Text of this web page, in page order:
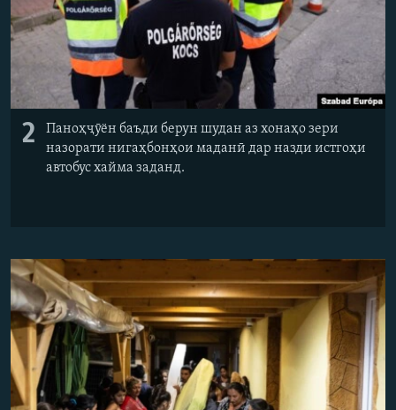
2
Паноҳҷӯён баъди берун шудан аз хонаҳо зери
назорати нигаҳбонҳои маданӣ дар назди истгоҳи
автобус хайма заданд.